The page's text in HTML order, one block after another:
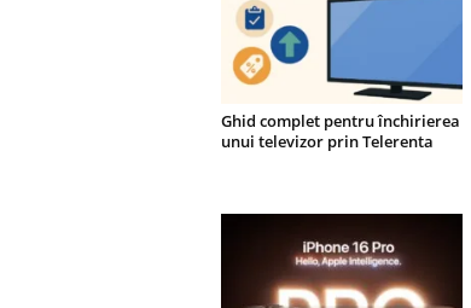
Ghid complet pentru închirierea
unui televizor prin Telerenta